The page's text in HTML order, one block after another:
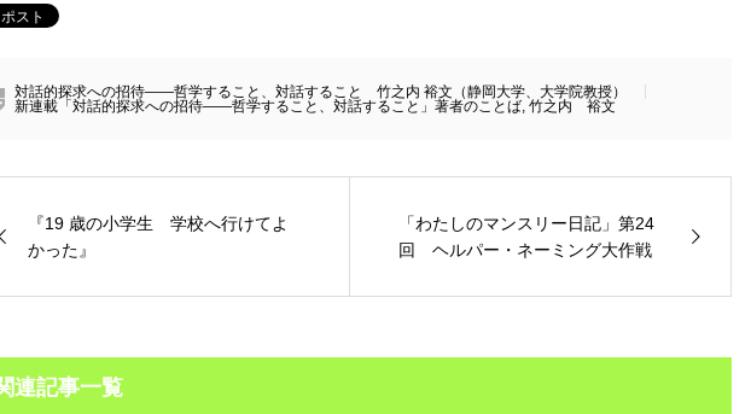
対話的探求への招待――哲学すること、対話すること 竹之内 裕文（静岡大学、大学院教授）
新連載「対話的探求への招待――哲学すること、対話すること」著者のことば, 竹之内 裕文
『19 歳の小学生 学校へ行けてよ
かった』
「わたしのマンスリー日記」第24
回 ヘルパー・ネーミング大作戦
連記事一覧